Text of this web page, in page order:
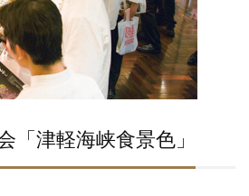
「津軽海峡食景色」